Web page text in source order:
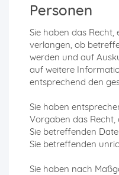
Personen
Sie haben das
verlangen, ob
werden und auf
auf weitere
entsprechend den
Sie haben
Vorgaben das
Sie betreffenden
Sie betreffenden
Sie haben nach